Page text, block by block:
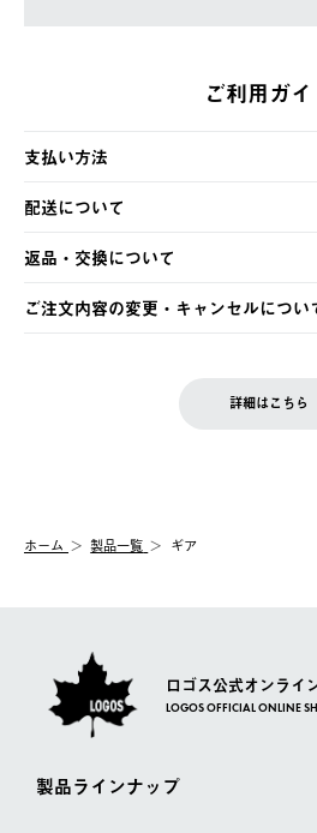
ご利用ガ
支払い方法
以下のいずれかの方法でお支払いいた
・クレジットカード決済
・コンビニ決済
・Pay-easy決済
配送について
【発送スケジュール】
ご注文・ご入金完了より2営業日以内
土日祝の発送はございませんので、木
の発送となる場合がございます。
【配送業者】
佐川急便にて配送されます。
返品・交換について
※お客様都合の場合
お客様都合の返品にかかる送料は、お
一度お手元の商品を返品いただき、ご
ご注文内容の変更・キャンセルについ
LOGOS FAMILY会員の方は、会員マ
詳細はこちら
ホーム 製品一覧 ギア
ロゴス公式オンライ
LOGOS OFFICIAL ONLINE
製品ラインナップ